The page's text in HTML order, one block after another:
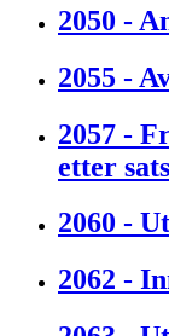
2050 -
2055 -
2057 -
etter sats
2060 -
2062 -